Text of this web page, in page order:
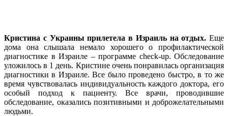
Кристина с Украины прилетела в Израиль на отдых. Еще
дома она слышала немало хорошего о профилактической
диагностике в Израиле – программе check-up. Обследование
уложилось в 1 день. Кристине очень понравилась организация
диагностики в Израиле. Все было проведено быстро, в то же
время чувствовалась индивидуальность каждого доктора, его
особый подход к пациенту. Все врачи, проводившие
обследование, оказались позитивными и доброжелательными
людьми.